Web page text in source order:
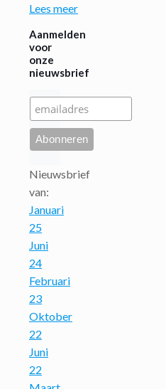
Lees meer
Aanmelden
voor
onze
nieuwsbrief
Nieuwsbrief
van:
Januari
25
Juni
24
Februari
23
Oktober
22
Juni
22